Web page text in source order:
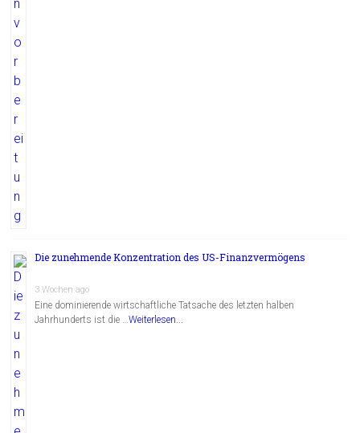
Die zunehmende Konzentration des US-Finanzvermögens
3 Wochen ago
Eine dominierende wirtschaftliche Tatsache des letzten halben
Jahrhunderts ist die …Weiterlesen...